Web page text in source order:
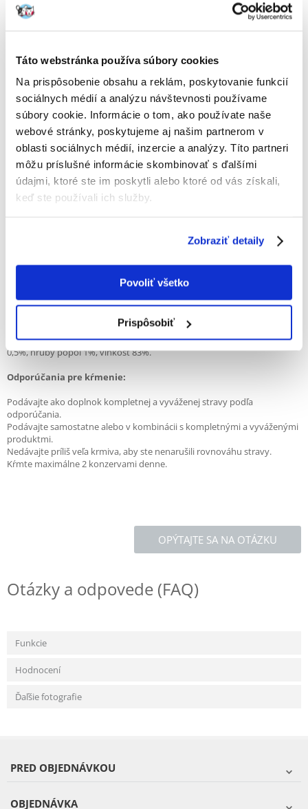
Táto webstránka používa súbory cookies
Na prispôsobenie obsahu a reklám, poskytovanie funkcií
sociálnych médií a analýzu návštevnosti používame
súbory cookie. Informácie o tom, ako používate naše
webové stránky, poskytujeme aj našim partnerom v
oblasti sociálnych médií, inzercie a analýzy. Títo partneri
môžu príslušné informácie skombinovať s ďalšími
údajmi, ktoré ste im poskytli alebo ktoré od vás získali,
keď ste používali ich služby.
Zobraziť detaily
Povoliť všetko
Prispôsobiť
€1.79
Fotky našich zákazníkov Pozri ďalšie fotografie
Popis
Krmivo najvyššej kvality pre dospelé mačky, vyrobené zo 100%
prírodných surovín.
Pravé filety z tuniaka dusené s kuracím mäsom vo vývare - prirodzená a
neodolateľná kombinácia chutí.
Vysoký obsah bielkovín, nízky obsah sacharidov
Podporuje dodatočnú hydratáciu tela
V chutnom vývare
tuniak 51%, kura 4%, ryža 1,5%.
Analytické zložky:hrubý proteín 14%, hrubý tuk 0,5%, hrubá vláknina
0,5%, hrubý popol 1%, vlhkosť 83%.
Odporúčania pre kŕmenie:
Podávajte ako doplnok kompletnej a vyváženej stravy podľa
odporúčania.
Podávajte samostatne alebo v kombinácii s kompletnými a vyváženými
produktmi.
Nedávajte príliš veľa krmiva, aby ste nenarušili rovnováhu stravy.
Kŕmte maximálne 2 konzervami denne.
OPÝTAJTE SA NA OTÁZKU
Otázky a odpovede (FAQ)
Funkcie
Hodnocení
Ďaľšie fotografie
PRED OBJEDNÁVKOU
OBJEDNÁVKA